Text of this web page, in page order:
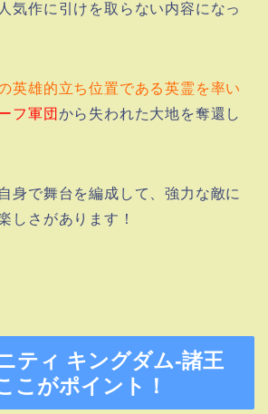
気作に引けを取らない内容になっ
英雄的立ち位置である英霊を率い
フ軍団 から失われた大地を奪還し
身で舞台を編成して、強力な敵に
しさがあります！
ティ キングダム-諸王
こがポイント！